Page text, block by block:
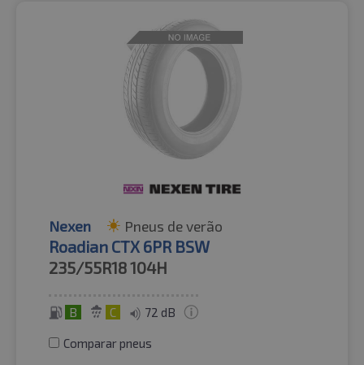
Nexen Pneus de verão
Roadian CTX 6PR BSW
235/55R18104H
B C 72 dB
Comparar pneus